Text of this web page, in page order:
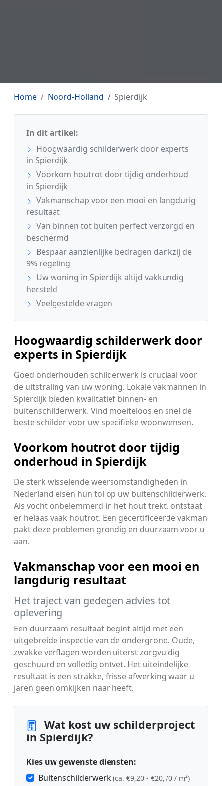
Home Noord-Holland Spierdijk
In dit artikel:
Hoogwaardig schilderwerk door experts
in Spierdijk
Voorkom houtrot door tijdig onderhoud
in Spierdijk
Vakmanschap voor een mooi en langdurig
resultaat
Van binnen tot buiten perfect verzorgd en
beschermd
Bespaar aanzienlijke bedragen dankzij de
9% regeling
Uw woning in Spierdijk altijd vakkundig
hersteld
Veelgestelde vragen
Hoogwaardig schilderwerk door
experts in Spierdijk
Goed onderhouden schilderwerk is cruciaal voor
de uitstraling van uw woning. Lokale vakmannen in
Spierdijk bieden kwalitatief binnen- en
buitenschilderwerk. Vind moeiteloos en snel de
beste schilder voor uw specifieke woonwensen.
Voorkom houtrot door tijdig
onderhoud in Spierdijk
De sterk wisselende weersomstandigheden in
Nederland eisen hun tol op uw buitenschilderwerk.
Als vocht onbelemmerd in het hout trekt, ontstaat
er helaas vaak houtrot. Een gecertificeerde vakman
pakt deze problemen grondig en duurzaam voor u
aan.
Vakmanschap voor een mooi en
langdurig resultaat
Het traject van gedegen advies tot
oplevering
Een duurzaam resultaat begint altijd met een
uitgebreide inspectie van de ondergrond. Oude,
zwakke verflagen worden uiterst zorgvuldig
geschuurd en volledig ontvet. Het uiteindelijke
resultaat is een strakke, frisse afwerking waar u
jaren geen omkijken naar heeft.
Wat kost uw schilderproject
in Spierdijk?
Kies uw gewenste diensten:
Buitenschilderwerk (ca. €9,20 - €20,70 / m²)